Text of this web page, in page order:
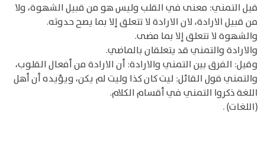
قيل التمني: معنى في القلب وليس هو من قبيل الشهوة، ولا
من قبيل الارادة، لان الارادة لا تتعلق إلا بما يصح حدوثه.
والشهوة لا تتعلق إلا بما مضى.
والارادة والتمني قد يتعلقان بالماضي.
وقيل: الفرق بين التمني والارادة: أن الارادة من أفعال القلوب،
والتمني قول القائل: ليت كان كذا وليت لم يكن، ويؤيده أن أهل
اللغة ذكروا التمني في أقسام الكلام.
(اللغات) .